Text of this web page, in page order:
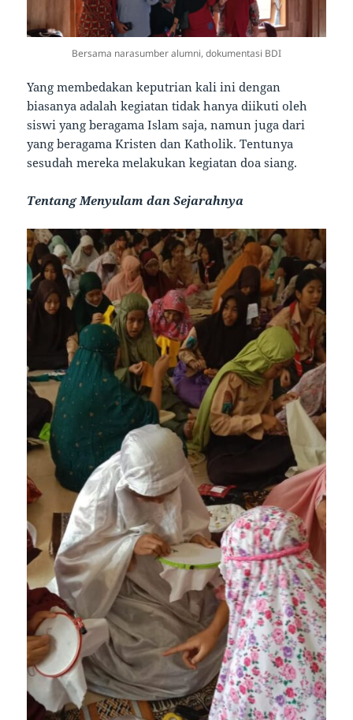
Bersama narasumber alumni, dokumentasi BDI
Yang membedakan keputrian kali ini dengan
biasanya adalah kegiatan tidak hanya diikuti oleh
siswi yang beragama Islam saja, namun juga dari
yang beragama Kristen dan Katholik. Tentunya
sesudah mereka melakukan kegiatan doa siang.
Tentang Menyulam dan Sejarahnya